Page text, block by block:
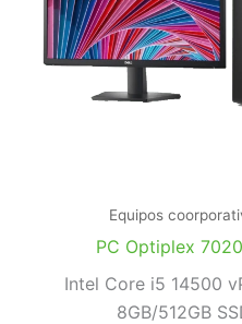
Equipos
PC Optiplex
Intel Core i5 14500
8GB/512GB